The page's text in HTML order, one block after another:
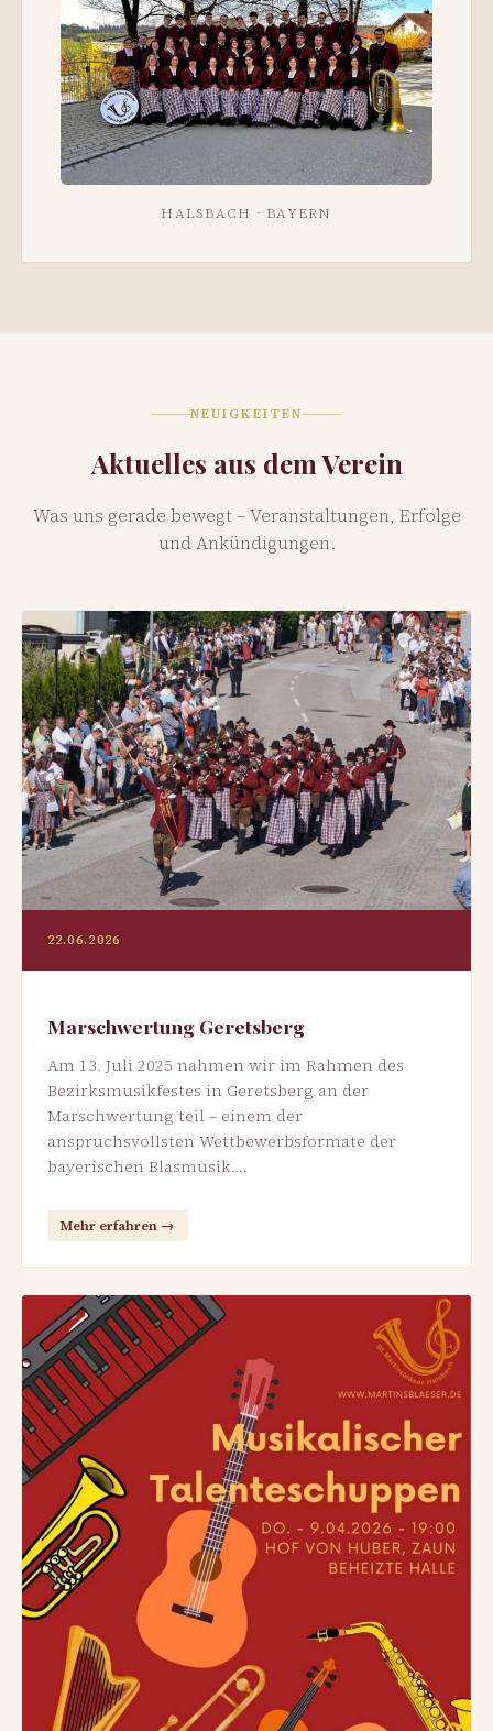
HALSBACH · BAYERN
NEUIGKEITEN
Aktuelles aus dem Verein
Was uns gerade bewegt – Veranstaltungen, Erfolge
und Ankündigungen.
22.06.2026
Marschwertung Geretsberg
Am 13. Juli 2025 nahmen wir im Rahmen des
Bezirksmusikfestes in Geretsberg an der
Marschwertung teil – einem der
anspruchsvollsten Wettbewerbsformate der
bayerischen Blasmusik.…
Mehr erfahren →